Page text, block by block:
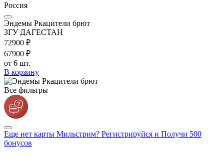
Россия
Эндемы Ркацители брют
ЗГУ ДАГЕСТАН
72900 ₽
67900 ₽
от 6 шт.
В корзину
Все фильтры
Еще нет карты Мильстрим? Регистрируйся и Получи 500
бонусов